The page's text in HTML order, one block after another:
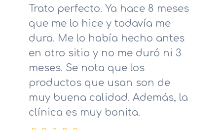
Trato perfecto. Ya hace 8 meses
que me lo hice y todavía me
dura. Me lo había hecho antes
en otro sitio y no me duró ni 3
meses. Se nota que los
productos que usan son de
muy buena calidad. Además, la
clínica es muy bonita.